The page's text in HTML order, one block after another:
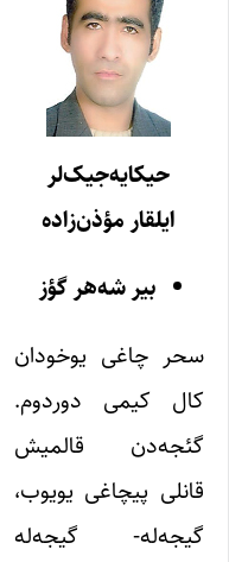
حیکایه‌جیک‌لر
ایلقار مؤذن‌زاده
بیر شه‌هر گؤز
سحر چاغی یوخودان
کال کیمی دوردوم.
گئجه‌د‌ن قالمیش
قانلی پیچاغی یویوب،
گیجه‌له- گیجه‌له